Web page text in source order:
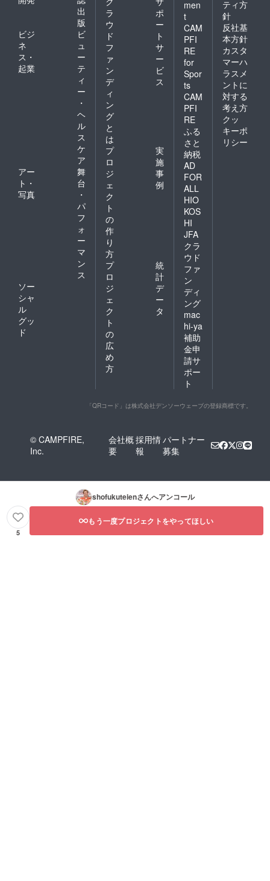
出
版
ビジ
ネ
ス・
起業
ビ
ュ
ー
テ
ィ
ー
・
ヘ
ル
ス
ケ
ア
アー
ト・
写真
舞
台
・
パ
フ
ォ
ー
マ
ン
ス
ソー
シャ
ル
グッ
ド
ラ
ウ
ド
フ
ァ
ン
デ
ィ
ン
グ
と
は
ポ
ー
ト
サ
ー
ビ
ス
プ
ロ
ジ
ェ
ク
ト
の
作
り
方
実
施
事
例
プ
ロ
ジ
ェ
ク
ト
の
広
め
方
統
計
デ
ー
タ
men
t
CAM
PFI
RE
for
Spor
ts
CAM
PFI
RE
ふる
さと
納税
AD
FOR
ALL
HIO
KOS
HI
JFA
クラ
ウド
ファ
ン
ディ
ング
mac
hi-ya
補助
金申
請サ
ポー
ト
ティ方
針
反社基
本方針
カスタ
マーハ
ラスメ
ントに
対する
考え方
クッ
キーポ
リシー
「QRコード」は株式会社デンソーウェーブの登録商標です。
© CAMPFIRE,
Inc.
会社概
要
採用情
報
パートナー
募集
shofukuteienさんへアンコール
5
もう一度プロジェクトをやってほしい